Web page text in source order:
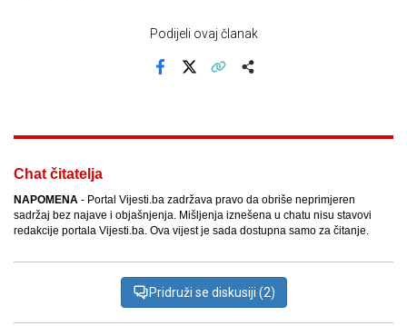
Podijeli ovaj članak
Chat čitatelja
NAPOMENA - Portal Vijesti.ba zadržava pravo da obriše neprimjeren
sadržaj bez najave i objašnjenja. Mišljenja iznešena u chatu nisu stavovi
redakcije portala Vijesti.ba. Ova vijest je sada dostupna samo za čitanje.
Pridruži se diskusiji (2)